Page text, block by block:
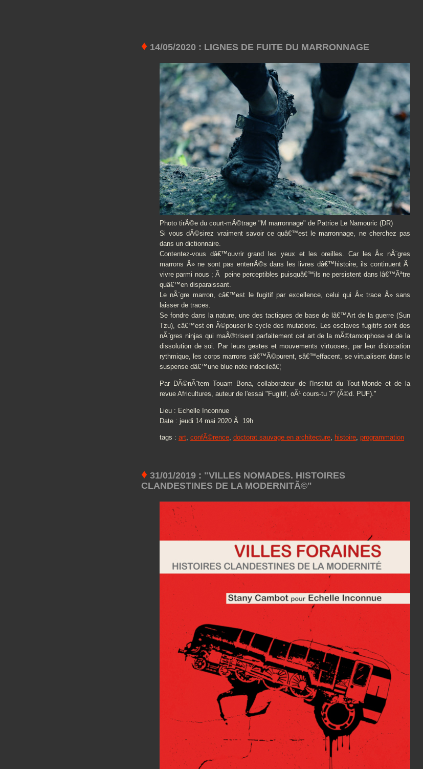
♦ 14/05/2020 : LIGNES DE FUITE DU MARRONNAGE
Photo tirÃ©e du court-mÃ©trage "M marronnage" de Patrice Le Namouric (DR)
Si vous dÃ©sirez vraiment savoir ce quâ€™est le marronnage, ne cherchez pas
dans un dictionnaire.
Contentez-vous dâ€™ouvrir grand les yeux et les oreilles. Car les Â« nÃ¨gres
marrons Â» ne sont pas enterrÃ©s dans les livres dâ€™histoire, ils continuent Ã
vivre parmi nous ; Ã peine perceptibles puisquâ€™ils ne persistent dans lâ€™Ãªtre
quâ€™en disparaissant.
Le nÃ¨gre marron, câ€™est le fugitif par excellence, celui qui Â« trace Â» sans
laisser de traces.
Se fondre dans la nature, une des tactiques de base de lâ€™Art de la guerre (Sun
Tzu), câ€™est en Ã©pouser le cycle des mutations. Les esclaves fugitifs sont des
nÃ¨gres ninjas qui maÃ®trisent parfaitement cet art de la mÃ©tamorphose et de la
dissolution de soi. Par leurs gestes et mouvements virtuoses, par leur dislocation
rythmique, les corps marrons sâ€™Ã©purent, sâ€™effacent, se virtualisent dans le
suspense dâ€™une blue note indocileâ€¦
Par DÃ©nÃ¨tem Touam Bona, collaborateur de l'Institut du Tout-Monde et de la
revue Africultures, auteur de l'essai "Fugitif, oÃ¹ cours-tu ?" (Ã©d. PUF)."
Lieu : Echelle Inconnue
Date : jeudi 14 mai 2020 Ã 19h
tags : art, confÃ©rence, doctorat sauvage en architecture, histoire, programmation
♦ 31/01/2019 : "VILLES NOMADES. HISTOIRES
CLANDESTINES DE LA MODERNITÃ©"